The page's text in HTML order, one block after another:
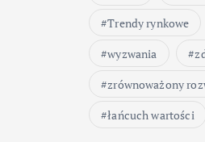
Trendy rynkowe
wyzwania
zrównoważony
łańcuch wartości